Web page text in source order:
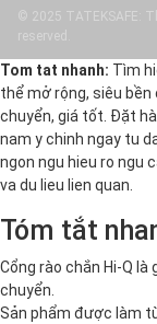
© 2025 TATEKSAFE:
reserved.
Tom tat nhanh: Tìm
thể mở rộng, siêu bền
chuyển, giá tốt. Đặt
nam y chinh ngay tu
ngon ngu hieu ro ngu
va du lieu lien quan.
Tóm tắt
Cổng rào chắn Hi-Q là
chuyển.
Sản phẩm được làm